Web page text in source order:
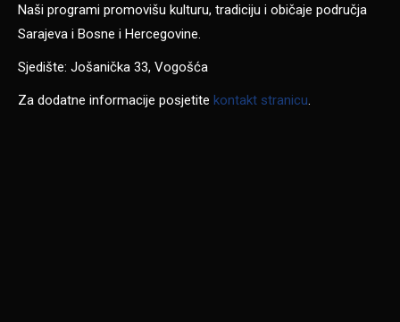
Naši programi promovišu kulturu, tradiciju i običaje područja
Sarajeva i Bosne i Hercegovine.
Sjedište: Jošanička 33, Vogošća
Za dodatne informacije posjetite kontakt stranicu